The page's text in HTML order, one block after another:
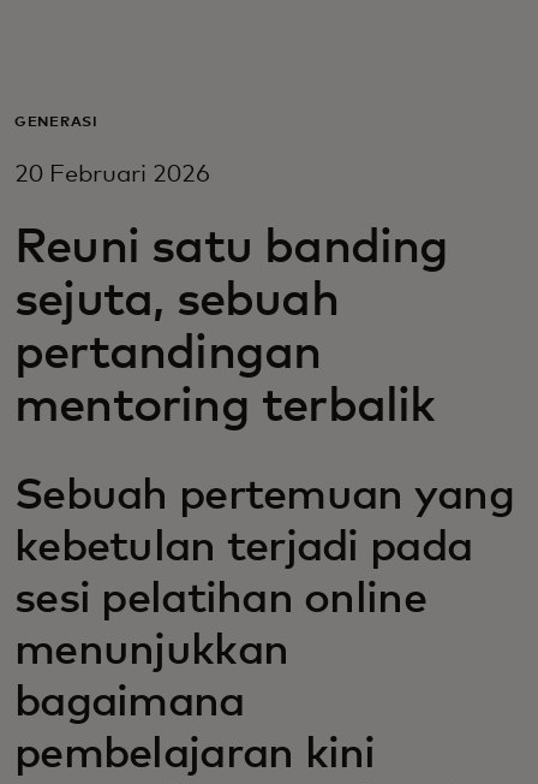
Untuk bisnis
Untuk inovator
Berita dan tren
GENERASI
20 Februari 2026
Reuni satu banding
sejuta, sebuah
pertandingan
mentoring terbalik
Sebuah pertemuan yang
kebetulan terjadi pada
sesi pelatihan online
menunjukkan
bagaimana
pembelajaran kini